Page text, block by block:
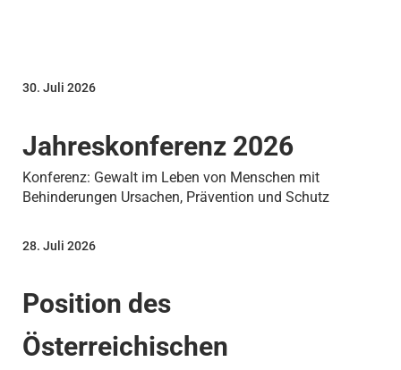
Jahreskonferenz 2026
30. Juli 2026
Konferenz: Gewalt im Leben von Menschen mit
Behinderungen Ursachen, Prävention und Schutz
Position des
Österreichischen
28. Juli 2026